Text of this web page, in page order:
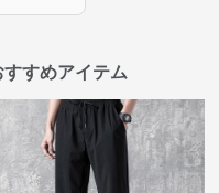
すめアイテム